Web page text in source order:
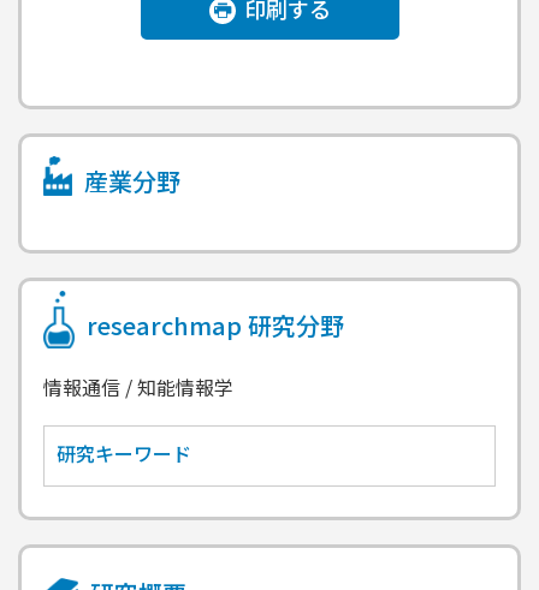
印刷する
産業分野
researchmap 研究分野
情報通信 / 知能情報学
研究キーワード